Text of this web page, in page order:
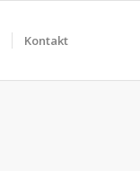
Kontakt